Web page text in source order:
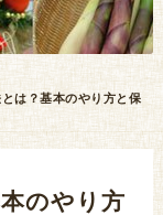
は？基本のやり方と保
のやり方